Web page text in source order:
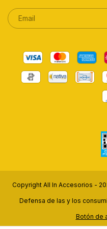
Copyright All In Accesorios -
Defensa de las y los
Botón de